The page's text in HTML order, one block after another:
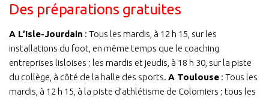
Des préparations gratuites
A L’Isle-Jourdain : Tous les mardis, à 12 h 15, sur les
installations du foot, en même temps que le coaching
entreprises lisloises ; les mardis et jeudis, à 18 h 30, sur la piste
du collège, à côté de la halle des sports. A Toulouse : Tous les
mardis, à 12 h 15, à la piste d’athlétisme de Colomiers ; tous les